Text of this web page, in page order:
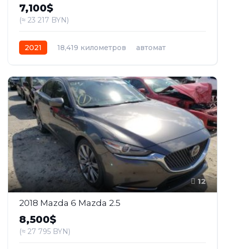
7,100$
(≈ 23 217 BYN)
2021 18,419 километров
автомат
12
2018 Mazda 6 Mazda 2.5
8,500$
(≈ 27 795 BYN)